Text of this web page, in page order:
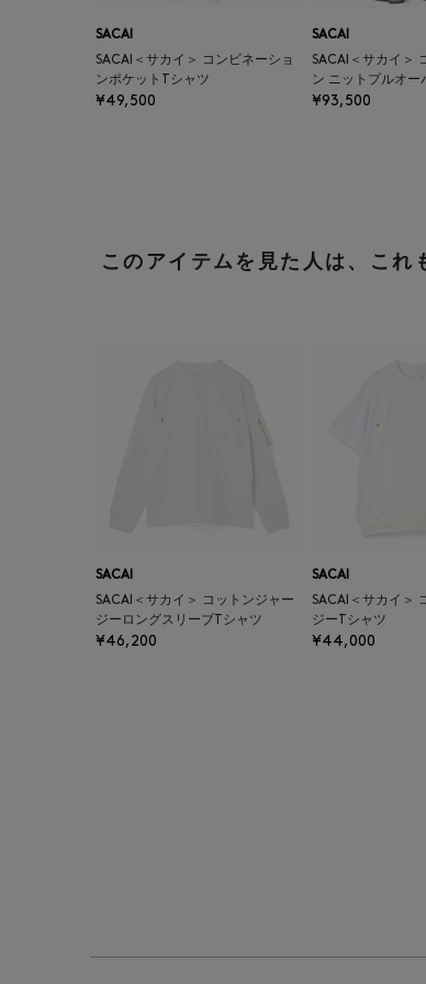
SACAI
SACAI＜サカイ＞ コンビネーショ
ンポケットTシャツ
¥49,500
SACAI
SACAI＜サカイ＞
ン ニットプルオー
¥93,500
このアイテムを見た人は、これ
SACAI
SACAI＜サカイ＞ コットンジャー
ジーロングスリーブTシャツ
¥46,200
SACAI
SACAI＜サカイ＞
ジーTシャツ
¥44,000